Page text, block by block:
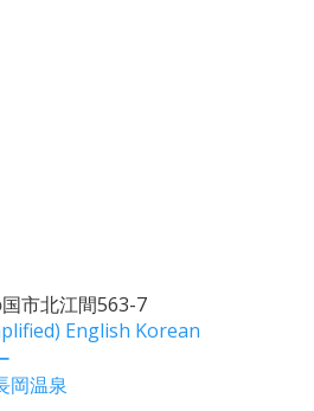
市北江間563-7
English Korean
岡温泉